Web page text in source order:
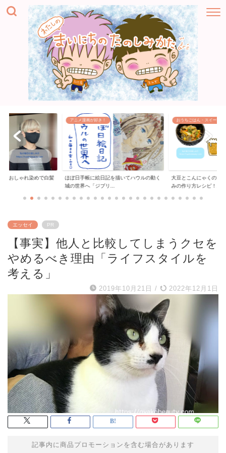
「おしゃれ染めで白髪
アニメ漫画が好き！
ほぼ日手帳に絵日記を描いてハウルの動く
城の世界へ「ジブリ...
おうちごはん・スイーツ
大豆とこんにゃくの甘
みの作り方レシピ！...
エッセイ PR
【事実】他人と比較してしまうクセを
やめるべき理由「ライフスタイルを
考える」
2019年10月21日 / 2022年12月1日
記事内に商品プロモーションを含む場合があります